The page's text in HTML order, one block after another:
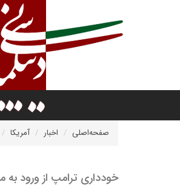
صفحه‌اصلی اخبار آمریکا
خودداری ترامپ از ورود به